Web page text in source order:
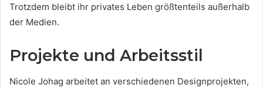
Trotzdem bleibt ihr privates Leben größtenteils außerhalb
der Medien.
Projekte und Arbeitsstil
Nicole Johag arbeitet an verschiedenen Designprojekten,